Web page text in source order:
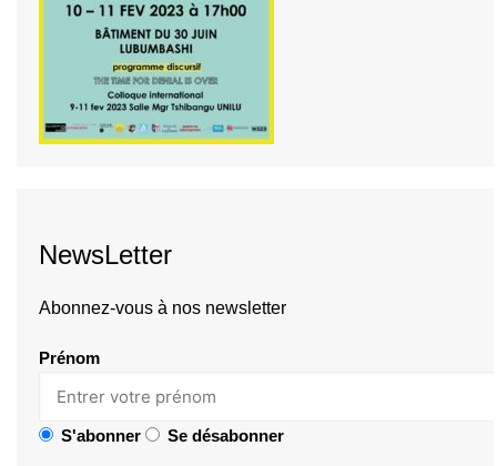
NewsLetter
Abonnez-vous à nos newsletter
Prénom
S'abonner Se désabonner